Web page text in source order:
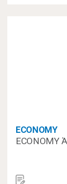
ECONOMY
ECONOMY